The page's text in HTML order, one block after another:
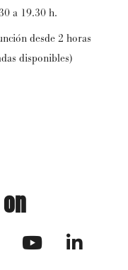
a 19.30 h.
desde 2 horas
disponibles)